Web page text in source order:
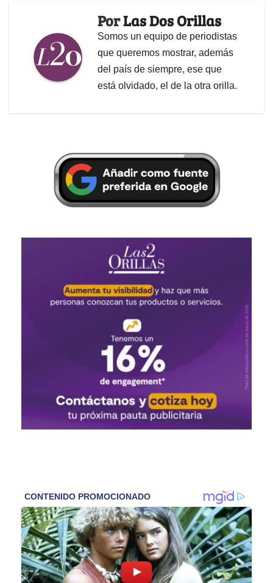
PorLas Dos Orillas
Somos un equipo de periodistas
que queremos mostrar, además
del país de siempre, ese que
está olvidado, el de la otra orilla.